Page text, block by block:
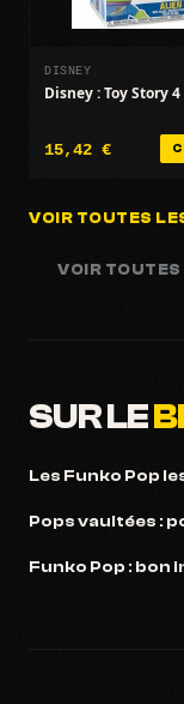
DISNEY
Disney : Toy Story
15,42 €
VOIR TOUTES
VOIR
SUR LE
Les Funko Pop
Pops vaultées :
Funko Pop : bon